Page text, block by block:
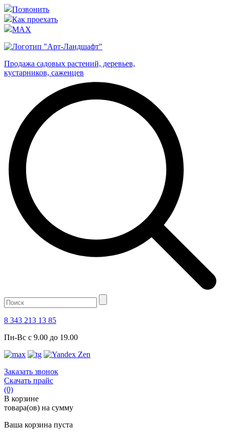
Позвонить
Как проехать
MAX
Продажа садовых растений, деревьев,
кустарников, саженцев
8 343 213 13 85
Пн-Вс с 9.00 до 19.00
Заказать звонок
Скачать прайс
(0)
В корзине
товара(ов) на сумму
Ваша корзина пуста